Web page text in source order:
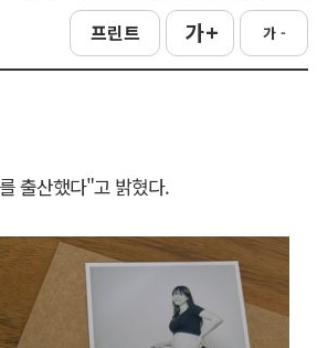
프린트 가 + 가 -
출산했다"고 밝혔다.